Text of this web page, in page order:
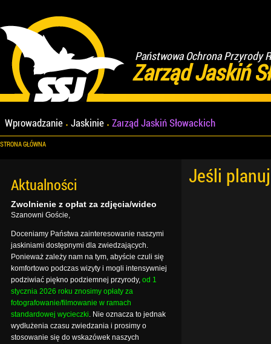
Państwowa Ochrona Przyrody
Zarząd Jaskiń
Wprowadzanie Jaskinie Zarząd Jaskiń Słowackich
STRONA GŁÓWNA
Jeśli
Aktualności
Zwolnienie z opłat za zdjęcia/wideo
Szanowni Goście,
Doceniamy Państwa zainteresowanie naszymi
jaskiniami dostępnymi dla zwiedzających.
Ponieważ zależy nam na tym, abyście czuli się
komfortowo podczas wizyty i mogli intensywniej
podziwiać piękno podziemnej przyrody, od 1
stycznia 2026 roku znosimy opłaty za
fotografowanie/filmowanie w ramach
standardowej wycieczki. Nie oznacza to jednak
wydłużenia czasu zwiedzania i prosimy o
stosowanie się do wskazówek naszych